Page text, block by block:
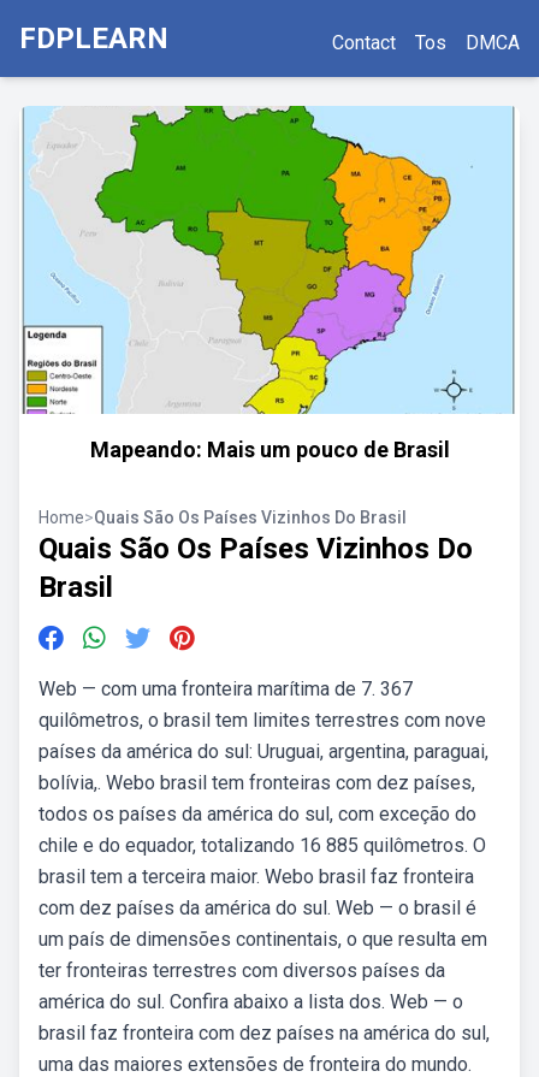
FDPLEARN Contact Tos DMCA
Mapeando: Mais um pouco de Brasil
Home>Quais São Os Países Vizinhos Do Brasil
Quais São Os Países Vizinhos Do
Brasil
Web — com uma fronteira marítima de 7. 367
quilômetros, o brasil tem limites terrestres com nove
países da américa do sul: Uruguai, argentina, paraguai,
bolívia,. Webo brasil tem fronteiras com dez países,
todos os países da américa do sul, com exceção do
chile e do equador, totalizando 16 885 quilômetros. O
brasil tem a terceira maior. Webo brasil faz fronteira
com dez países da américa do sul. Web — o brasil é
um país de dimensões continentais, o que resulta em
ter fronteiras terrestres com diversos países da
américa do sul. Confira abaixo a lista dos. Web — o
brasil faz fronteira com dez países na américa do sul,
uma das maiores extensões de fronteira do mundo.